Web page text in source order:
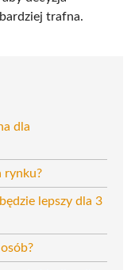
trafna.
dla
rynku?
lepszy dla 3